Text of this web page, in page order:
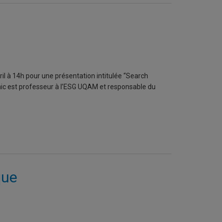
at the National Bureau of
of the digital economy.
à 14h pour une présentation intitulée “Search
est professeur à l’ESG UQAM et responsable du